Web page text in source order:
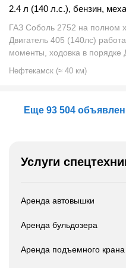
2.4 л (140 л.с.), бензин,
ГАЗ Соболь 2752 на полном
Двигатель 405 (140лс)
моменты, ходовка в порядке
Нефтекамск (≈ 40 км)
Еще 93 504
Услуги
Аренда автовышки
Аренда бульдозера
Аренда подъемного крана